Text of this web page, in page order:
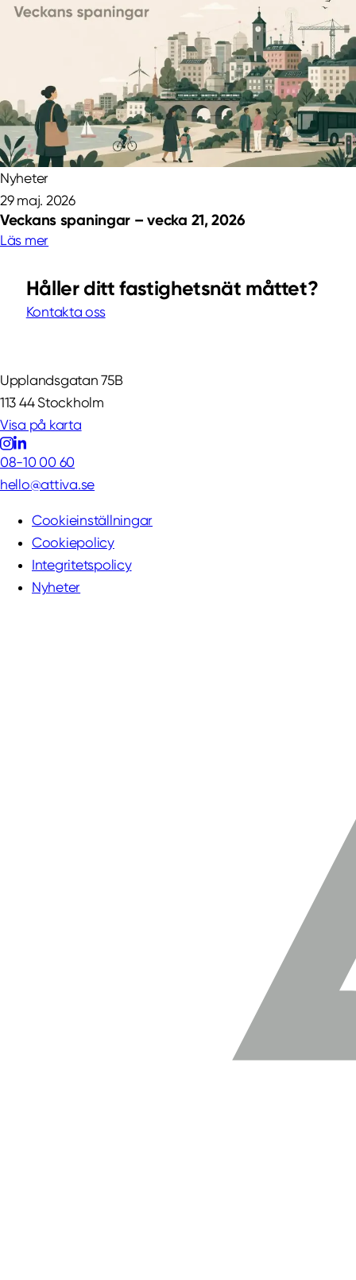
Nyheter
29 maj. 2026
Veckans spaningar – vecka 21, 2026
Läs mer
Håller ditt fastighetsnät måttet?
Kontakta oss
Upplandsgatan 75B
113 44 Stockholm
Visa på karta
08-10 00 60
hello@attiva.se
Cookieinställningar
Cookiepolicy
Integritetspolicy
Nyheter